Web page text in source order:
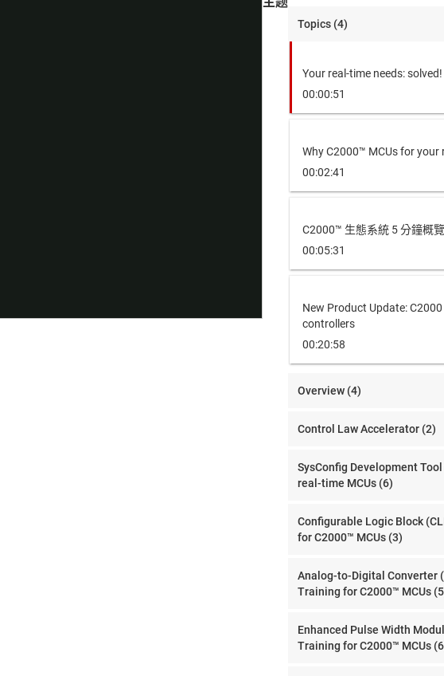
Topics (4)
Your real-time needs: solved!
00:00:51
Why C2000™ MCUs for your
00:02:41
C2000™ 生態系統 5 分鐘概覽
00:05:31
New Product Update:
controllers
00:20:58
Overview (4)
Control Law Accelerator (2)
SysConfig Development
real-time MCUs (6)
Configurable Logic Block
for C2000™ MCUs (3)
Analog-to-Digital Converter
Training for C2000™ MCUs
Enhanced Pulse Width
Training for C2000™ MCUs